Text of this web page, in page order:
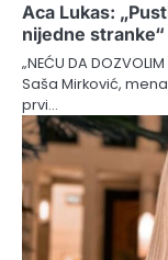
Aca Lukas:
nijedne stranke“
„NEĆU DA DOZVOLIM
Saša Mirković,
prvi…